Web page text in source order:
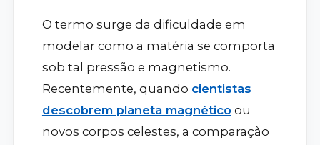
O termo surge da dificuldade em
modelar como a matéria se comporta
sob tal pressão e magnetismo.
Recentemente, quando cientistas
descobrem planeta magnético ou
novos corpos celestes, a comparação